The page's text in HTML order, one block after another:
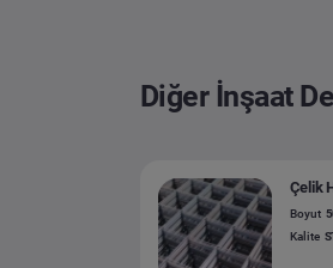
Diğer İnşaat
Çelik
Boyut
Kalite